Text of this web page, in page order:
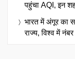
पहुंचा AQI, इन
भारत में अंगूर का
राज्य, विश्व में